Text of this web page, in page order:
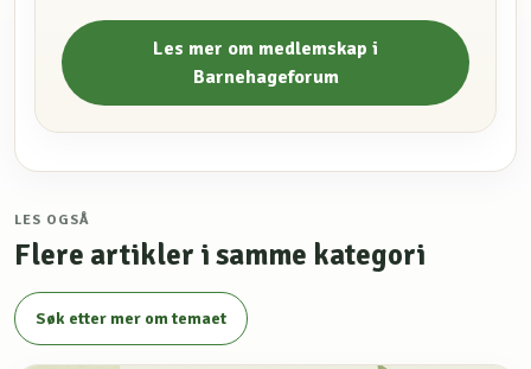
Les mer om medlemskap i
Barnehageforum
LES OGSÅ
Flere artikler i samme kategori
Søk etter mer om temaet